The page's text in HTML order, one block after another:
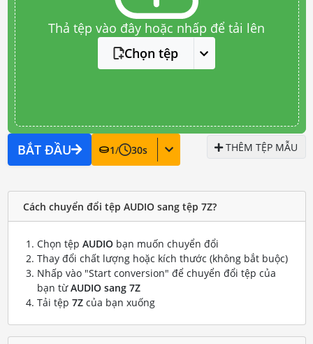
Thả tệp vào đây hoặc nhấp để tải lên
Chọn tệp
BẮT ĐẦU 1/ 30s THÊM TỆP MẪU
Cách chuyển đổi tệp AUDIO sang tệp 7Z?
Chọn tệp AUDIObạn muốn chuyển đổi
Thay đổi chất lượng hoặc kích thước (không bắt buộc)
Nhấp vào "Start conversion" để chuyển đổi tệp của
bạn từAUDIO sang 7Z
Tải tệp 7Zcủa bạn xuống